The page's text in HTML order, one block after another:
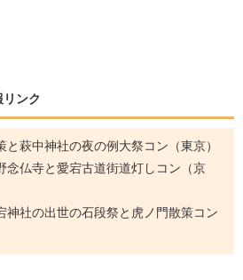
ンク
と萩中神社の夜の例大祭コン（東京）
念仏寺と愛宕古道街道灯しコン（京
神社の出世の石段祭と虎ノ門散策コン